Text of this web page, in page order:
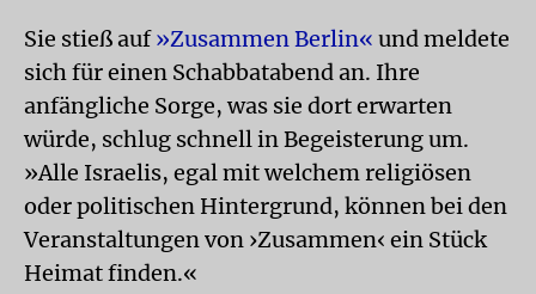
Sie stieß auf»Zusammen Berlin« und meldete
sich für einen Schabbatabend an. Ihre
anfängliche Sorge, was sie dort erwarten
würde, schlug schnell in Begeisterung um.
»Alle Israelis, egal mit welchem religiösen
oder politischen Hintergrund, können bei den
Veranstaltungen von ›Zusammen‹ ein Stück
Heimat finden.«